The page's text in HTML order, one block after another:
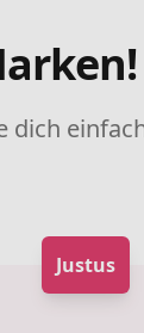
dich
Justus